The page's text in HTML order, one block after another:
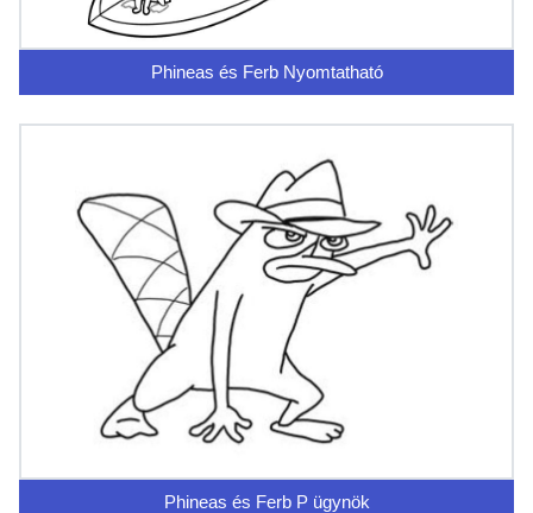
Phineas és Ferb Nyomtatható
Phineas és Ferb P ügynök